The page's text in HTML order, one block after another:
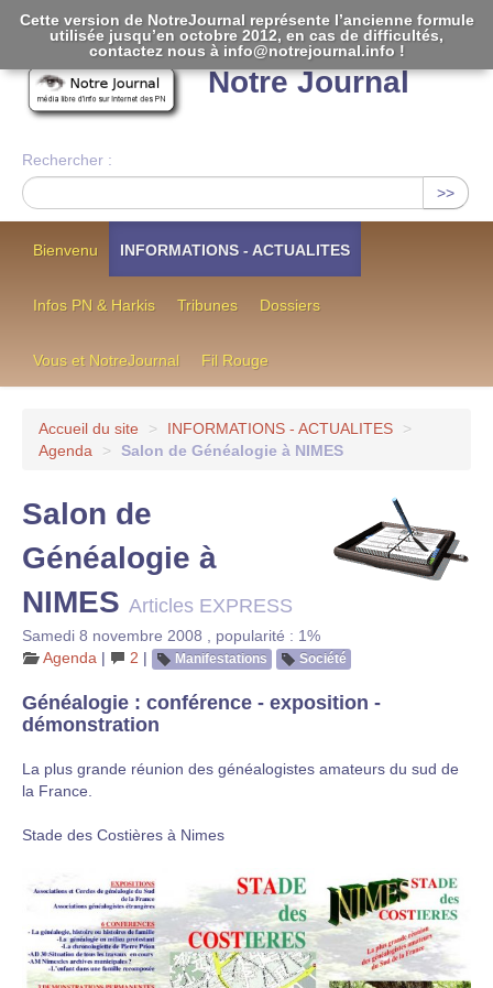
Notre Journal
Rechercher :
>>
Bienvenu INFORMATIONS - ACTUALITES
Infos PN & Harkis Tribunes Dossiers
Vous et NotreJournal Fil Rouge
Accueil du site > INFORMATIONS - ACTUALITES
>
Agenda
> Salon de Généalogie à NIMES
Salon de
Généalogie à
NIMES Articles EXPRESS
Samedi 8 novembre 2008
popularité : 1%
Agenda | 2 | Manifestations Société
Généalogie : conférence - exposition -
démonstration
La plus grande réunion des généalogistes amateurs du sud de
la France.
Stade des Costières à Nimes
Cette version de NotreJournal représente l’ancienne formule
utilisée jusqu’en octobre 2012, en cas de difficultés,
contactez nous à info@notrejournal.info !